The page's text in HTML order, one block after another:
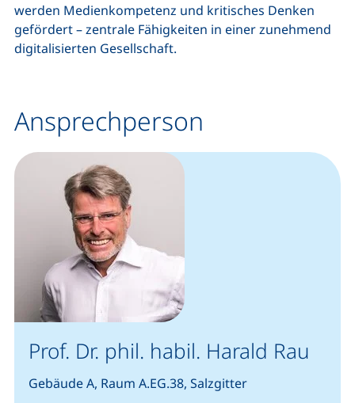
werden Medienkompetenz und kritisches Denken
gefördert – zentrale Fähigkeiten in einer zunehmend
digitalisierten Gesellschaft.
Ansprechperson
Prof. Dr. phil. habil. Harald Rau
Gebäude A, Raum A.EG.38, Salzgitter